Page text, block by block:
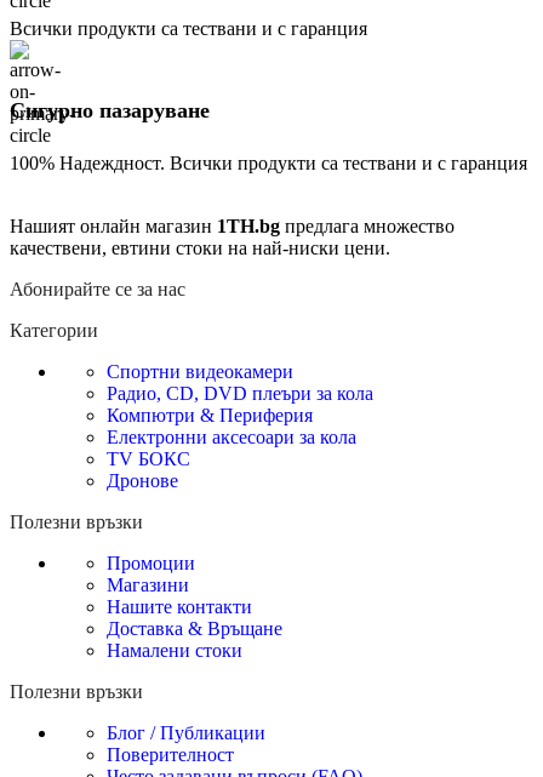
Всички продукти са тествани и с гаранция
Сигурно пазаруване
100% Надеждност. Всички продукти са тествани и с гаранция
Нашият онлайн магазин 1TH.bg предлага множество
качествени, евтини стоки на най-ниски цени.
Абонирайте се за нас
Категории
Спортни видеокамери
Радио, CD, DVD плеъри за кола
Компютри & Периферия
Електронни аксесоари за кола
TV БОКС
Дронове
Полезни връзки
Промоции
Магазини
Нашите контакти
Доставка & Връщане
Намалени стоки
Полезни връзки
Блог / Публикации
Поверителност